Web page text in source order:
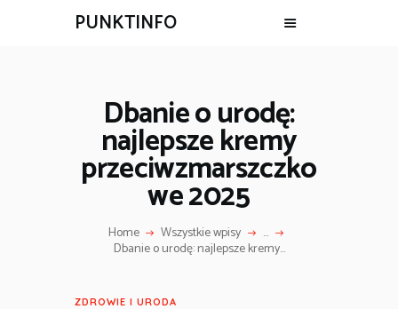
PUNKTINFO
Dbanie o urodę:
najlepsze kremy
przeciwzmarszczko
we 2025
Home Wszystkie wpisy ...
Dbanie o urodę: najlepsze kremy...
ZDROWIE I URODA